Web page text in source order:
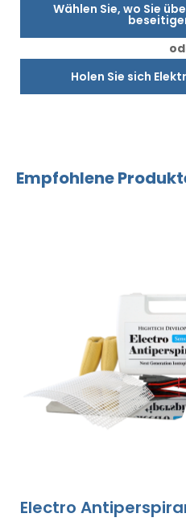
Wählen Sie, wo Sie
Holen Sie sich
Empfohlene
Electro